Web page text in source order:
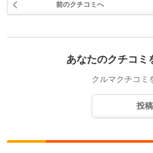
前のクチコミへ
あなたのクチコミ
クルマクチコミ
投